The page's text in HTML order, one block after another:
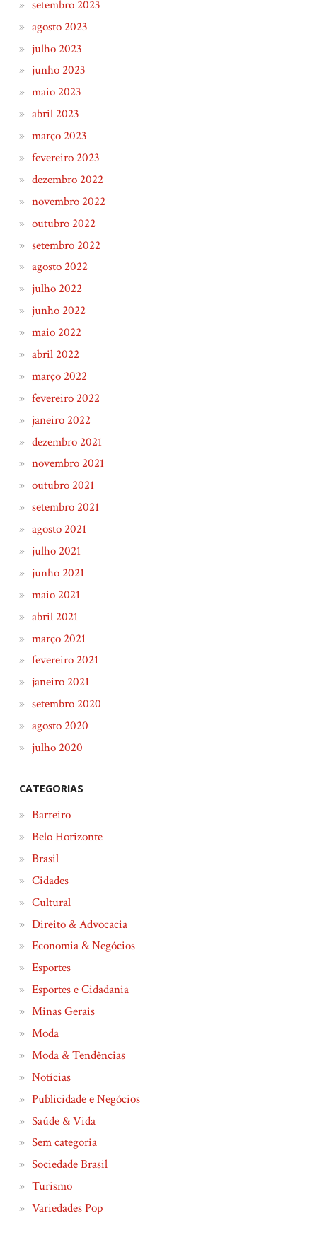
setembro 2023
agosto 2023
julho 2023
junho 2023
maio 2023
abril 2023
março 2023
fevereiro 2023
dezembro 2022
novembro 2022
outubro 2022
setembro 2022
agosto 2022
julho 2022
junho 2022
maio 2022
abril 2022
março 2022
fevereiro 2022
janeiro 2022
dezembro 2021
novembro 2021
outubro 2021
setembro 2021
agosto 2021
julho 2021
junho 2021
maio 2021
abril 2021
março 2021
fevereiro 2021
janeiro 2021
setembro 2020
agosto 2020
julho 2020
CATEGORIAS
Barreiro
Belo Horizonte
Brasil
Cidades
Cultural
Direito & Advocacia
Economia & Negócios
Esportes
Esportes e Cidadania
Minas Gerais
Moda
Moda & Tendências
Notícias
Publicidade e Negócios
Saúde & Vida
Sem categoria
Sociedade Brasil
Turismo
Variedades Pop